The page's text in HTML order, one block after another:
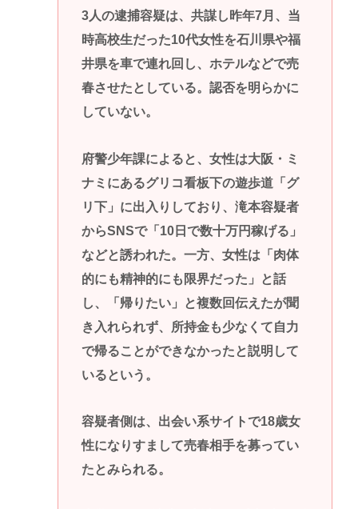
3人の逮捕容疑は、共謀し昨年7月、当
時高校生だった10代女性を石川県や福
井県を車で連れ回し、ホテルなどで売
春させたとしている。認否を明らかに
していない。
府警少年課によると、女性は大阪・ミ
ナミにあるグリコ看板下の遊歩道「グ
リ下」に出入りしており、滝本容疑者
からSNSで「10日で数十万円稼げる」
などと誘われた。一方、女性は「肉体
的にも精神的にも限界だった」と話
し、「帰りたい」と複数回伝えたが聞
き入れられず、所持金も少なくて自力
で帰ることができなかったと説明して
いるという。
容疑者側は、出会い系サイトで18歳女
性になりすまして売春相手を募ってい
たとみられる。